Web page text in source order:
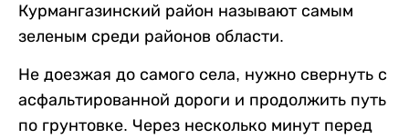
Курмангазинский район называют самым
зеленым среди районов области.
Не доезжая до самого села, нужно свернуть с
асфальтированной дороги и продолжить путь
по грунтовке. Через несколько минут перед